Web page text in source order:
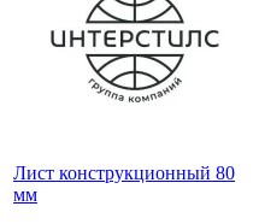
Лист конструкционный 80
мм